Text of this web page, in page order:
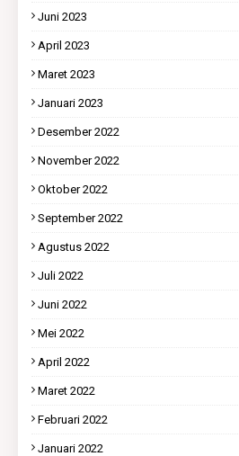
Juni 2023
April 2023
Maret 2023
Januari 2023
Desember 2022
November 2022
Oktober 2022
September 2022
Agustus 2022
Juli 2022
Juni 2022
Mei 2022
April 2022
Maret 2022
Februari 2022
Januari 2022